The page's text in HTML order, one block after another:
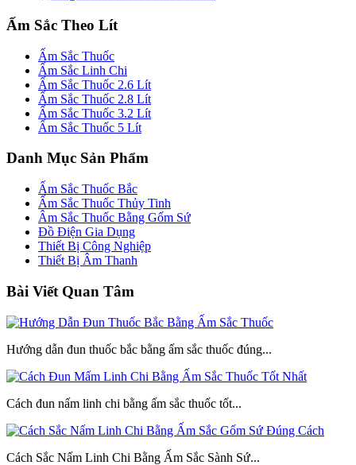
Ấm Sắc Theo Lít
Ấm Sắc Thuốc
Ấm Sắc Linh Chi
Ấm Sắc Thuốc 2.6 Lít
Ấm Sắc Thuốc 2.8 Lít
Ấm Sắc Thuốc 3.2 Lít
Ấm Sắc Thuốc 5 Lít
Danh Mục Sản Phẩm
Ấm Sắc Thuốc Bắc
Ấm Sắc Thuốc Thủy Tinh
Âm Sắc Thuốc Bằng Gốm Sứ
Đồ Điện Gia Dụng
Thiết Bị Công Nghiệp
Thiết Bị Âm Thanh
Bài Viết Quan Tâm
Hướng dẫn đun thuốc bắc bằng ấm sắc thuốc đúng...
Cách đun nấm linh chi bằng ấm sắc thuốc tốt...
Cách Sắc Nấm Linh Chi Bằng Ấm Sắc Sành Sứ...